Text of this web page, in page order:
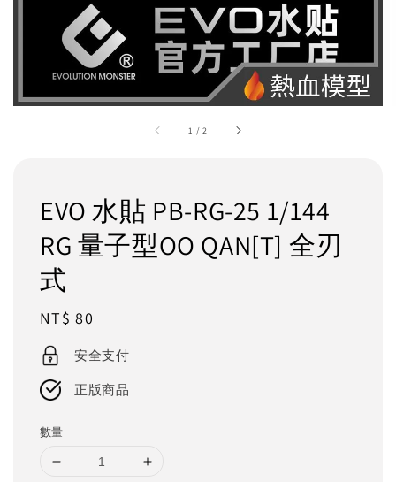
1 /2
EVO 水貼 PB-RG-25 1/144
RG 量子型OO QAN[T] 全刃
式
Regular
price
NT$ 80
安全支付
正版商品
數量